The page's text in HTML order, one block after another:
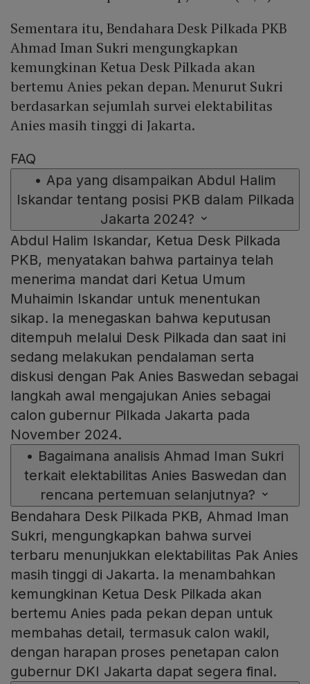
Sementara itu, Bendahara Desk Pilkada PKB
Ahmad Iman Sukri mengungkapkan
kemungkinan Ketua Desk Pilkada akan
bertemu Anies pekan depan. Menurut Sukri
berdasarkan sejumlah survei elektabilitas
Anies masih tinggi di Jakarta.
FAQ
• Apa yang disampaikan Abdul Halim
Iskandar tentang posisi PKB dalam Pilkada
Jakarta 2024?
Abdul Halim Iskandar, Ketua Desk Pilkada
PKB, menyatakan bahwa partainya telah
menerima mandat dari Ketua Umum
Muhaimin Iskandar untuk menentukan
sikap. Ia menegaskan bahwa keputusan
ditempuh melalui Desk Pilkada dan saat ini
sedang melakukan pendalaman serta
diskusi dengan Pak Anies Baswedan sebagai
langkah awal mengajukan Anies sebagai
calon gubernur Pilkada Jakarta pada
November 2024.
• Bagaimana analisis Ahmad Iman Sukri
terkait elektabilitas Anies Baswedan dan
rencana pertemuan selanjutnya?
Bendahara Desk Pilkada PKB, Ahmad Iman
Sukri, mengungkapkan bahwa survei
terbaru menunjukkan elektabilitas Pak Anies
masih tinggi di Jakarta. Ia menambahkan
kemungkinan Ketua Desk Pilkada akan
bertemu Anies pada pekan depan untuk
membahas detail, termasuk calon wakil,
dengan harapan proses penetapan calon
gubernur DKI Jakarta dapat segera final.